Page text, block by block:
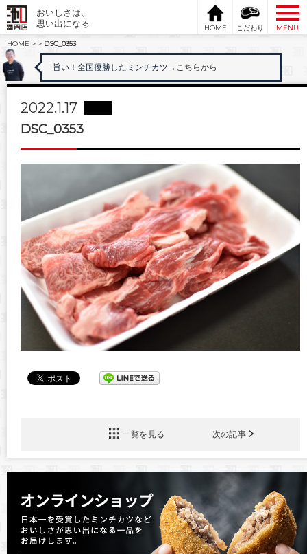
おいしさは、
思い出になる
HOME こだわり
MENU
HOME > > DSC_0353
旨い！全国優勝したミンチカツ →こちらから
2022.1.17
DSC_0353
一覧を見る 次の記事